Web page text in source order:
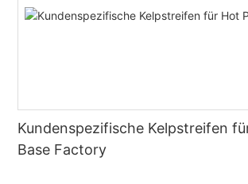
Kundenspezifische Kelpstreifen
Base Factory